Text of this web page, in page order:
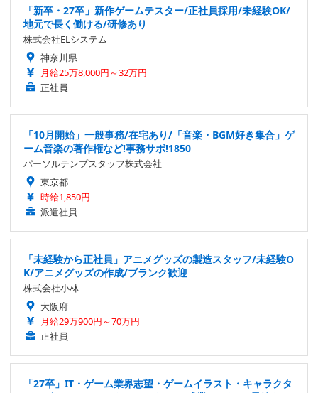
「新卒・27卒」新作ゲームテスター/正社員採用/未経験OK/
地元で長く働ける/研修あり
株式会社ELシステム
神奈川県
月給25万8,000円～32万円
正社員
「10月開始」一般事務/在宅あり/「音楽・BGM好き集合」ゲ
ーム音楽の著作権など!事務サポ!1850
パーソルテンプスタッフ株式会社
東京都
時給1,850円
派遣社員
「未経験から正社員」アニメグッズの製造スタッフ/未経験O
K/アニメグッズの作成/ブランク歓迎
株式会社小林
大阪府
月給29万900円～70万円
正社員
「27卒」IT・ゲーム業界志望・ゲームイラスト・キャラクタ